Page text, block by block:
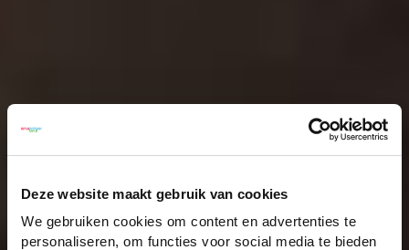
Deze website maakt gebruik van cookies
We gebruiken cookies om content en advertenties te
personaliseren, om functies voor social media te bieden